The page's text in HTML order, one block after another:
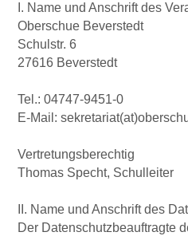
I. Name und Anschrift des
Oberschue Beverstedt
Schulstr. 6
27616 Beverstedt
Tel.: 04747-9451-0
E-Mail:
Vertretungsberechtig
Thomas Specht, Schulleiter
II. Name und Anschrift des
Der Datenschutzbeauftragte